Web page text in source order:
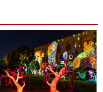
16 de agosto